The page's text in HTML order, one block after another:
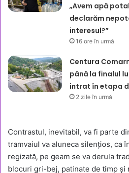
„Avem apă
declarăm
interesul?”
16 ore în urmă
Centura
până la finalul
intrat în etapa
2 zile în urmă
Contrastul, inevitabil, va fi parte
tramvaiul va aluneca silențios, ca
regizată, pe geam se va derula
blocuri gri-bej, patinate de timp și